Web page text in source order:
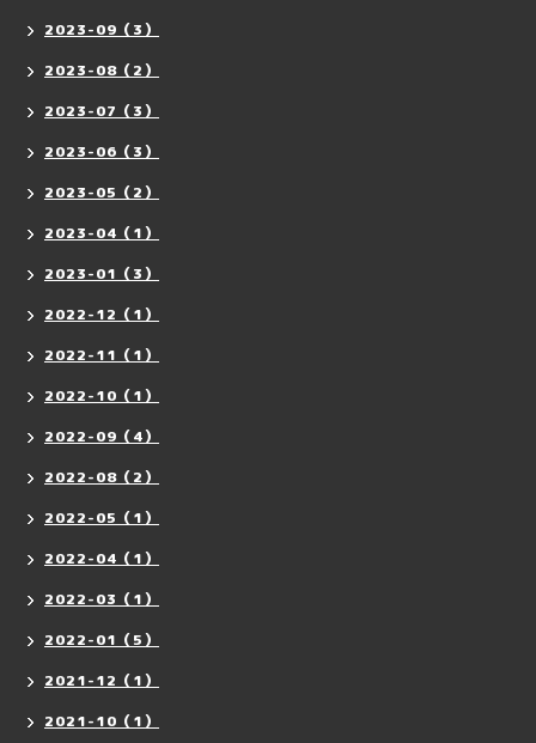
2023-09（3）
2023-08（2）
2023-07（3）
2023-06（3）
2023-05（2）
2023-04（1）
2023-01（3）
2022-12（1）
2022-11（1）
2022-10（1）
2022-09（4）
2022-08（2）
2022-05（1）
2022-04（1）
2022-03（1）
2022-01（5）
2021-12（1）
2021-10（1）